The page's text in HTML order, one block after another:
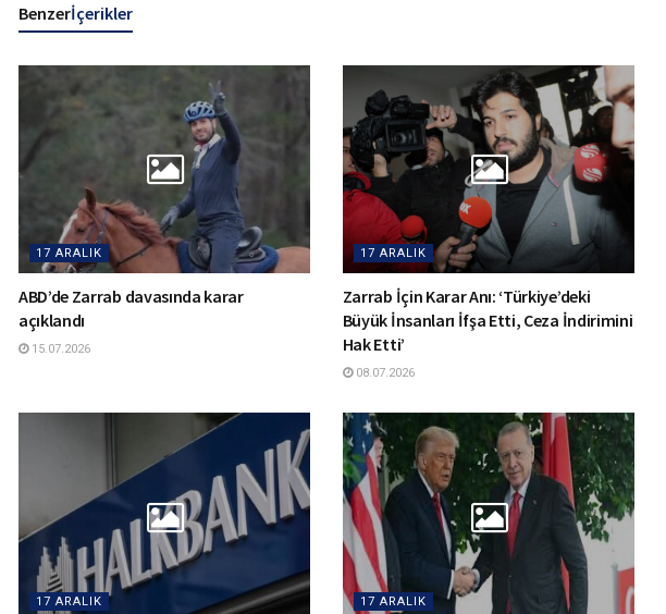
Benzerİçerikler
17 ARALIK
ABD’de Zarrab davasında karar
açıklandı
15.07.2026
17 ARALIK
Zarrab İçin Karar Anı: ‘Türkiye’deki
Büyük İnsanları İfşa Etti, Ceza İndirimini
Hak Etti’
08.07.2026
17 ARALIK 17 ARALIK